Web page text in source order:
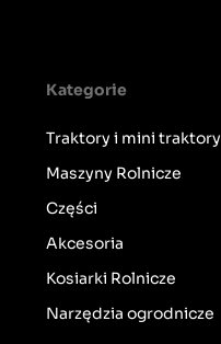
Kategorie
Traktory i mini traktory
Maszyny Rolnicze
Części
Akcesoria
Kosiarki Rolnicze
Narzędzia ogrodnicze